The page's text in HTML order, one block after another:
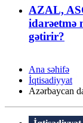
AZAL,
idarəetmə
gətirir?
Ana səhifə
İqtisadiyyat
Azərbaycan